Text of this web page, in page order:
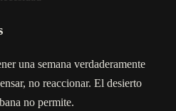
una semana verdaderamente
no reaccionar. El desierto
no permite.